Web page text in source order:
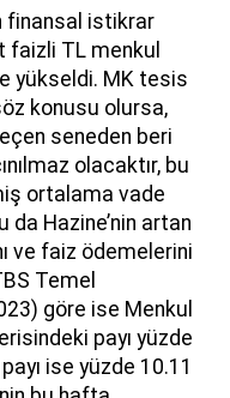
finansal istikrar
faizli TL menkul
yükseldi. MK tesis
konusu olursa,
seneden beri
olacaktır, bu
ortalama vade
da Hazine’nin artan
ve faiz ödemelerini
Temel
göre ise Menkul
payı yüzde
ise yüzde 10.11